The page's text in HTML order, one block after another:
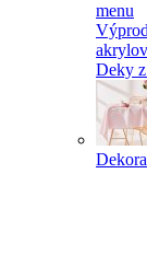
menu
Deky